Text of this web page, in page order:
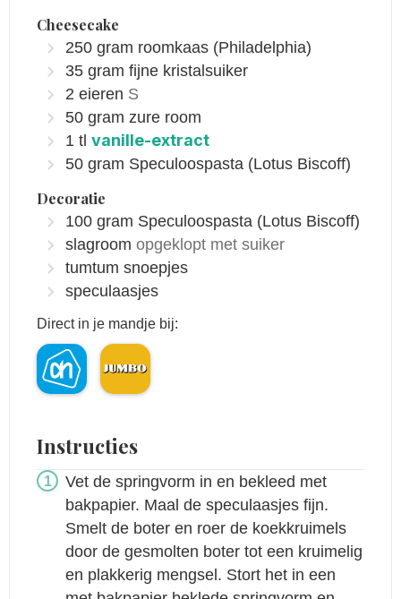
Cheesecake
250 gram roomkaas (Philadelphia)
35 gram fijne kristalsuiker
2 eieren S
50 gram zure room
1 tl vanille-extract
50 gram Speculoospasta (Lotus Biscoff)
Decoratie
100 gram Speculoospasta (Lotus Biscoff)
slagroom opgeklopt met suiker
tumtum snoepjes
speculaasjes
Direct in je mandje bij:
Instructies
Vet de springvorm in en bekleed met
bakpapier. Maal de speculaasjes fijn.
Smelt de boter en roer de koekkruimels
door de gesmolten boter tot een kruimelig
en plakkerig mengsel. Stort het in een